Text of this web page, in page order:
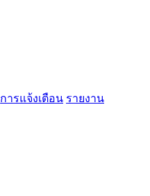
การแจ้งเตือน รายงาน